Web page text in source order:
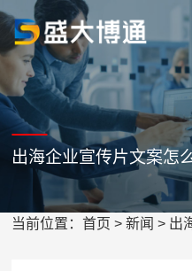
出海企业宣传片文案怎
当前位置：首页 >新闻 > 出